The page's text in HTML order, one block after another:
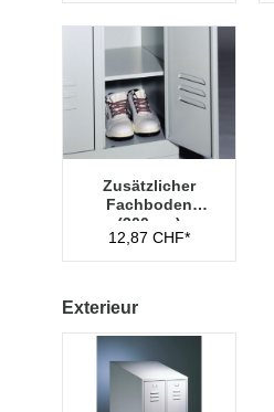
Zusätzlicher
Fachboden
(300mm)
12,87 CHF*
Exterieur